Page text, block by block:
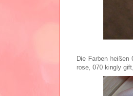
Die Farben
rose, 070 kingly